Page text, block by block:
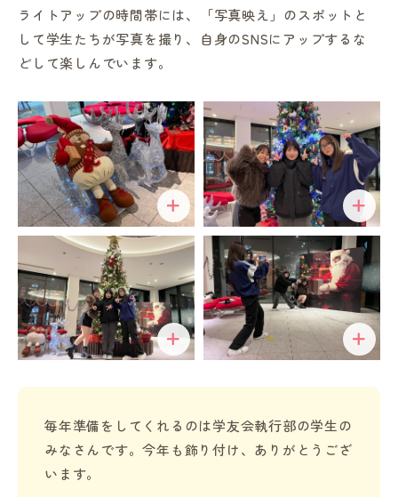
ライトアップの時間帯には、「写真映え」のスポットと
して学生たちが写真を撮り、自身のSNSにアップするな
どして楽しんでいます。
毎年準備をしてくれるのは学友会執行部の学生の
みなさんです。今年も飾り付け、ありがとうござ
います。